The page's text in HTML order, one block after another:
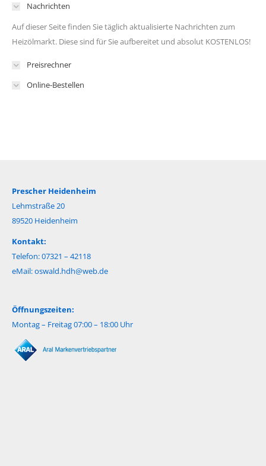
Nachrichten
Auf dieser Seite finden Sie täglich aktualisierte Nachrichten zum
Heizölmarkt. Diese sind für Sie aufbereitet und absolut KOSTENLOS!
Preisrechner
Online-Bestellen
Prescher Heidenheim
Lehmstraße 20
89520 Heidenheim
Kontakt:
Telefon: 07321 – 42118
eMail:oswald.hdh@web.de
Öffnungszeiten:
Montag – Freitag 07:00 – 18:00 Uhr